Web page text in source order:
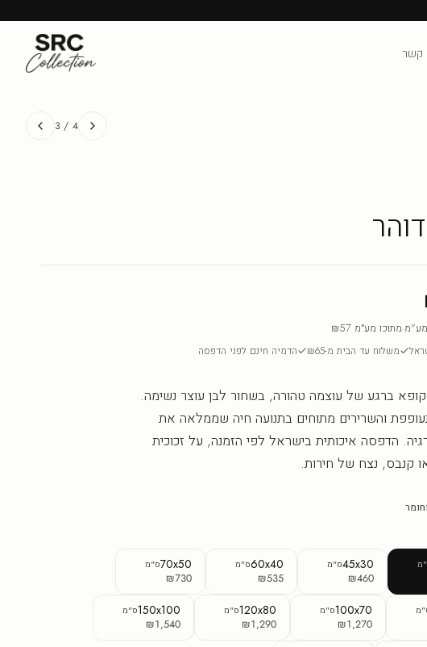
קשר
3 / 4
·מתוכו מע״מ ₪57
משלוח עד הבית מ-₪65 הדמיה חינם לפני הדפסה
ברגע של עוצמה טהורה, בשחור לבן עוצר נשימה.
והשרירים מתוחים בתנועה חיה שממלאה את
הדפסה איכותית בישראל לפי הזמנה, על זכוכית
קנבס, נצח של חירות.
45x30ס"מ
₪460
60x40ס"מ
₪535
70x50ס"מ
₪730
100x70ס"מ
₪1,270
120x80ס"מ
₪1,290
150x100ס"מ
₪1,540